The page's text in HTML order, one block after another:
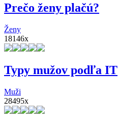
Prečo ženy plačú?
Ženy
18146x
Typy mužov podľa IT
Muži
28495x